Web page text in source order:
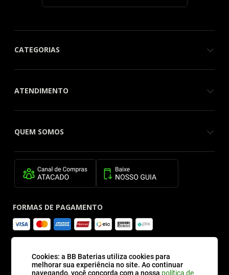
Cookies: a BB Baterias utiliza cookies para
melhorar sua experiência no site. Ao continuar
navegando, você concorda com a nossa política de
CATEGORIAS
ATENDIMENTO
QUEM SOMOS
FORMAS DE PAGAMENTO
SITE SEGURO